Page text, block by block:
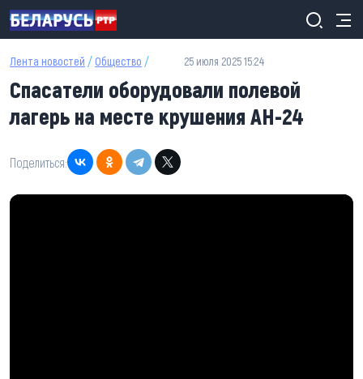
Перейти к основному содержанию
Лента новостей / Общество / 25 июля 2025 15:24
Спасатели оборудовали полевой
лагерь на месте крушения АН-24
Поделиться: